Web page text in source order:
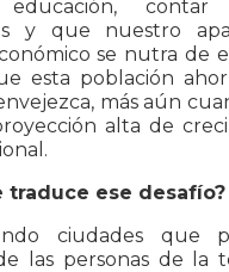
contar
y que nuestro
se nutra de
esta población
más aún
alta de
traduce ese desafío?
ciudades que
las personas de la